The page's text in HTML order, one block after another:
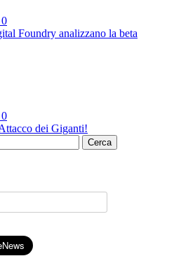
0
Foundry analizzano la beta
0
dei Giganti!